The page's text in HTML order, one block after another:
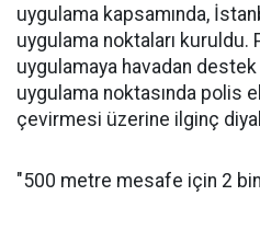
uygulama kapsamında,
uygulama noktaları
uygulamaya havadan destek
uygulama noktasında polis
çevirmesi üzerine ilginç
"500 metre mesafe için 2